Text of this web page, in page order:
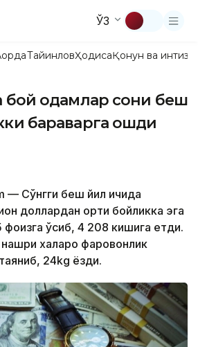
ЎЗ
ТайинловҲодисаҚонун ва
бой одамлар сони беш
бараварга ошди
— Сўнгги беш йил ичида
доллардан ортиқ бойликка эга
ўсиб, 4 208 кишига етди.
халқаро фаровонлик
24kg ёзди.